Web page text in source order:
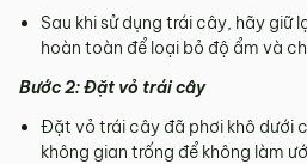
Sau khi sử dụng trái cây, hãy giữ
hoàn toàn để loại bỏ độ ẩm và
Bước 2: Đặt vỏ trái cây
Đặt vỏ trái cây đã phơi khô dưới
không gian trống để không làm